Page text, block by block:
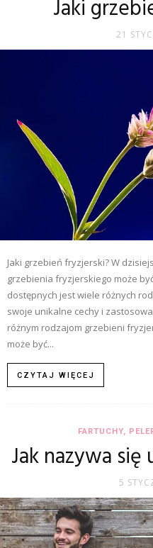
Jaki
21
Jaki grzebień fryzjerski? W
grzebienia fryzjerskiego może
dostępnych jest wiele różnych
swoje unikalne cechy i
różnym rodzajom grzebieni
może być...
CZYTAJ WIĘCEJ
FARTUCHY,
Jak nazywa się
5